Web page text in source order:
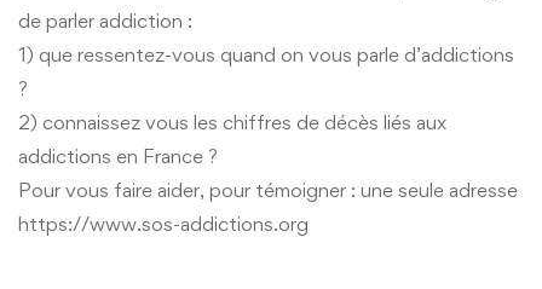
de parler addiction :
1) que ressentez-vous quand on vous parle d’addictions
?
2) connaissez vous les chiffres de décès liés aux
addictions en France ?
Pour vous faire aider, pour témoigner : une seule adresse
https://www.sos-addictions.org